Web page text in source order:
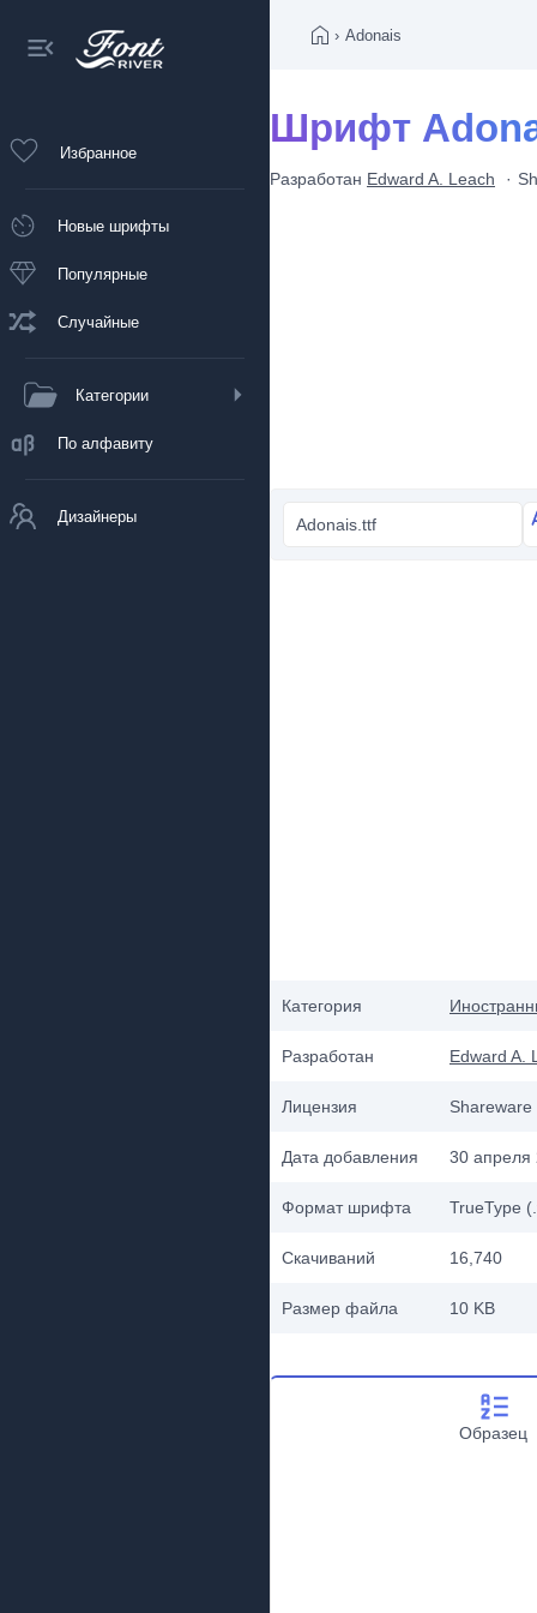
Избранное
Новые шрифты
Популярные
Случайные
Категории
По алфавиту
Дизайнеры
› Adonais
Шрифт
Разработан Edward A. Leach
Adonais.ttf
Категория
Разработан Edward A.
Лицензия Shareware
Дата добавления 30 апреля
Формат шрифта TrueType
Скачиваний 16,740
Размер файла 10 KB
Образец